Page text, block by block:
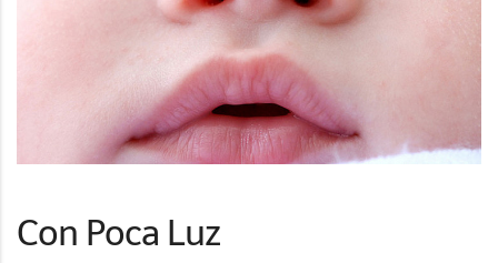
Con Poca Luz